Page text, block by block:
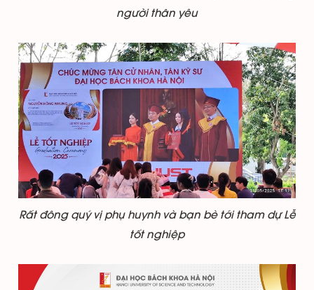
người thân yêu
Rất đông quý vị phụ huynh và bạn bè tới tham dự Lễ
tốt nghiệp